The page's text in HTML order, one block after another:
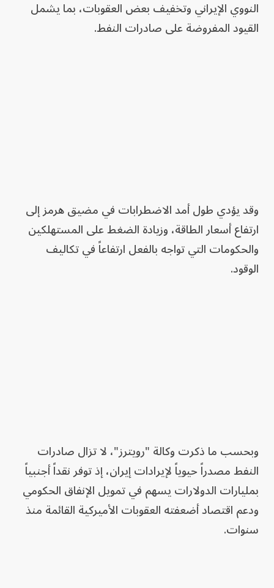
النووي الإيراني وتخفيف بعض العقوبات، بما يشمل
القيود المفروضة على صادرات النفط.
وقد يؤدي طول أمد الاضطرابات في مضيق هرمز إلى
ارتفاع أسعار الطاقة، وزيادة الضغط على المستهلكين
والحكومات التي تواجه بالفعل ارتفاعاً في تكاليف
الوقود.
وبحسب ما ذكرت وكالة "رويترز"، لا تزال صادرات
النفط مصدراً حيوياً لإيرادات إيران، إذ توفر نقداً أجنبياً
بمليارات الدولارات يسهم في تمويل الإنفاق الحكومي
ودعم اقتصاد أضعفته العقوبات الأميركية القائمة منذ
سنوات.